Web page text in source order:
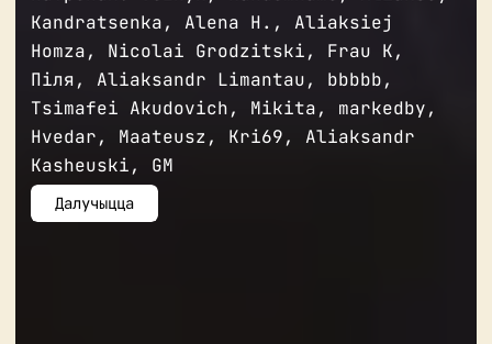
Kandratsenka, Alena Н., Aliaksiej
Homza, Nicolai Grodzitski, Frau K,
Піля, Aliaksandr Limantau, bbbbb,
Tsimafei Akudovich, Mikita, markedby,
Hvedar, Maateusz, Kri69, Aliaksandr
Kasheuski, GM
Далучыцца